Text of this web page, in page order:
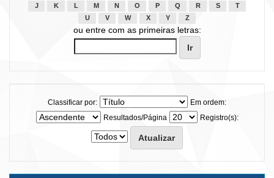
J
K L M N O P Q R S
T
U
V W X Y Z
ou entre com as primeiras letras:
Classificar por:
Em ordem:
Resultados/Página
Registro(s):